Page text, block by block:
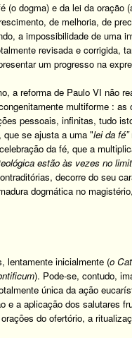
(o dogma) e da lei da oração
de melhoria, de
a impossibilidade de uma
revisada e corrigida,
um progresso na
a reforma de Paulo VI não
multiforme : as
pessoais, infinitas, tudo
que se ajusta a uma"lei da fé”
da fé, que a
estão às vezes no
, decorre do seu
dogmática no
lentamente inicialmente (o
). Pode-se, contudo,
única da ação
e a aplicação dos salutares
do ofertório, a